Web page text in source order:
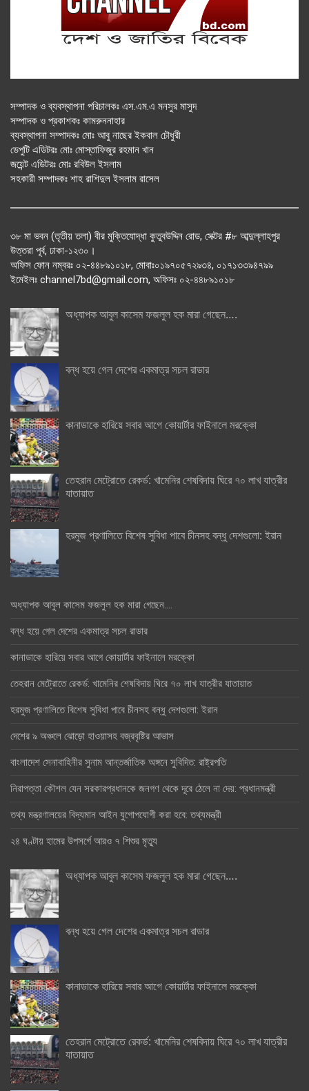
সম্পাদক ও ব্যবস্থাপনা পরিচালকঃ এস.এম.এ মনসুর মাসুদ
সম্পাদক ও প্রকাশকঃ কামরুননাহার
ব্যবস্থাপনা সম্পাদকঃ মোঃ আবু নাছের ইকবাল চৌধুরী
ডেপুটি এডিটরঃ মোঃ মোস্তাফিজুর রহমান খান
জয়েন্ট এডিটরঃ মোঃ রবিউল ইসলাম
সহকারী সম্পাদকঃ শাহ রাশিদুল ইসলাম রাসেল
৩৮ মা ভবন (তৃতীয় তলা) বীর মুক্তিযোদ্ধা কুতুবউদ্দিন রোড, সেক্টর #৮ আব্দুল্লাহপুর
উত্তরা পূর্ব, ঢাকা-১২৩০।
অফিস ফোন নম্বরঃ ০২-৪৪৮৯১০১৮, মোবাঃ০১৯৭০৫৭২৯৩৪, ০১৭১৩৩৯৪৭৯৯
ইমেইলঃ channel7bd@gmail.com, অফিসঃ ০২-৪৪৮৯১০১৮
অধ্যাপক আবুল কাসেম ফজলুল হক মারা গেছেন….
বন্ধ হয়ে গেল দেশের একমাত্র সচল রাডার
কানাডাকে হারিয়ে সবার আগে কোয়ার্টার ফাইনালে মরক্কো
তেহরান মেট্রোতে রেকর্ড: খামেনির শেষবিদায় ঘিরে ৭০ লাখ যাত্রীর
যাতায়াত
হরমুজ প্রণালিতে বিশেষ সুবিধা পাবে চীনসহ বন্ধু দেশগুলো: ইরান
অধ্যাপক আবুল কাসেম ফজলুল হক মারা গেছেন….
বন্ধ হয়ে গেল দেশের একমাত্র সচল রাডার
কানাডাকে হারিয়ে সবার আগে কোয়ার্টার ফাইনালে মরক্কো
তেহরান মেট্রোতে রেকর্ড: খামেনির শেষবিদায় ঘিরে ৭০ লাখ যাত্রীর যাতায়াত
হরমুজ প্রণালিতে বিশেষ সুবিধা পাবে চীনসহ বন্ধু দেশগুলো: ইরান
দেশের ৯ অঞ্চলে ঝোড়ো হাওয়াসহ বজ্রবৃষ্টির আভাস
বাংলাদেশ সেনাবাহিনীর সুনাম আন্তর্জাতিক অঙ্গনে সুবিদিত: রাষ্ট্রপতি
নিরাপত্তা কৌশল যেন সরকারপ্রধানকে জনগণ থেকে দূরে ঠেলে না দেয়: প্রধানমন্ত্রী
তথ্য মন্ত্রণালয়ের বিদ্যমান আইন যুগোপযোগী করা হবে: তথ্যমন্ত্রী
২৪ ঘণ্টায় হামের উপসর্গে আরও ৭ শিশুর মৃত্যু
অধ্যাপক আবুল কাসেম ফজলুল হক মারা গেছেন….
বন্ধ হয়ে গেল দেশের একমাত্র সচল রাডার
কানাডাকে হারিয়ে সবার আগে কোয়ার্টার ফাইনালে মরক্কো
তেহরান মেট্রোতে রেকর্ড: খামেনির শেষবিদায় ঘিরে ৭০ লাখ যাত্রীর
যাতায়াত